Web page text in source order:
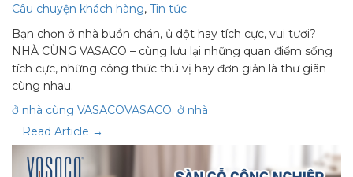
Câu chuyện khách hàng, Tin tức
Bạn chọn ở nhà buồn chán, ủ dột hay tích cực, vui tươi?
NHÀ CÙNG VASACO – cùng lưu lại những quan điểm sống
tích cực, những công thức thú vị hay đơn giản là thư giãn
cùng nhau.
ở nhà cùng VASACOVASACO. ở nhà
Read Article →